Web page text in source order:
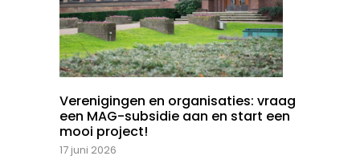
Verenigingen en organisaties: vraag
een MAG-subsidie aan en start een
mooi project!
17 juni 2026